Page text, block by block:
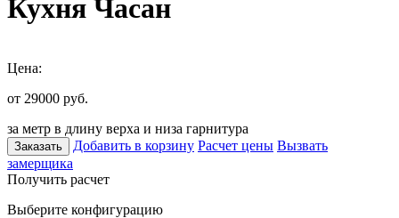
Кухня Часан
Цена:
от 29000 руб.
за метр в длину верха и низа гарнитура
Заказать Добавить в корзину Расчет цены Вызвать
замерщика
Получить расчет
Выберите конфигурацию